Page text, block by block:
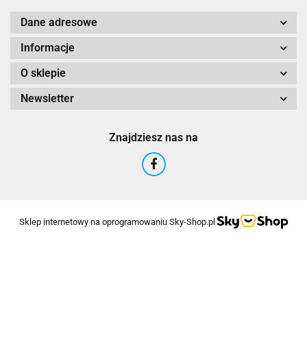
Dane adresowe
Informacje
O sklepie
Newsletter
Znajdziesz nas na
Sklep internetowy na oprogramowaniu Sky-Shop.pl